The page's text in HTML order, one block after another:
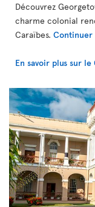
Découvrez
charme colonial
Caraïbes. Continuer
En savoir plus sur le